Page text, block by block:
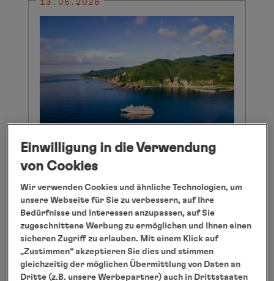
Zwischen Zen, Zodiac und
zeitgenössischer Kunst: Hapag-
Lloyd Cruises steuert
Sehnsuchtsziel Japan an
weiterlesen
13.05.2026
Einwilligung in die Verwendung
von Cookies
Wir verwenden Cookies und ähnliche Technologien, um
unsere Webseite für Sie zu verbessern, auf Ihre
Bedürfnisse und Interessen anzupassen, auf Sie
zugeschnittene Werbung zu ermöglichen und Ihnen einen
sicheren Zugriff zu erlauben. Mit einem Klick auf
„Zustimmen“ akzeptieren Sie dies und stimmen
gleichzeitig der möglichen Übermittlung von Daten an
Dritte (z.B. unsere Werbepartner) auch in Drittstaaten